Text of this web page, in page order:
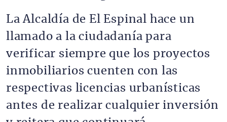
La Alcaldía de El Espinal hace un
llamado a la ciudadanía para
verificar siempre que los proyectos
inmobiliarios cuenten con las
respectivas licencias urbanísticas
antes de realizar cualquier inversión